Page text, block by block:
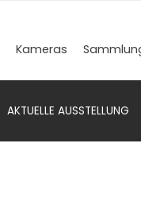
Kameras
AKTUELLE AUSSTELLUNG